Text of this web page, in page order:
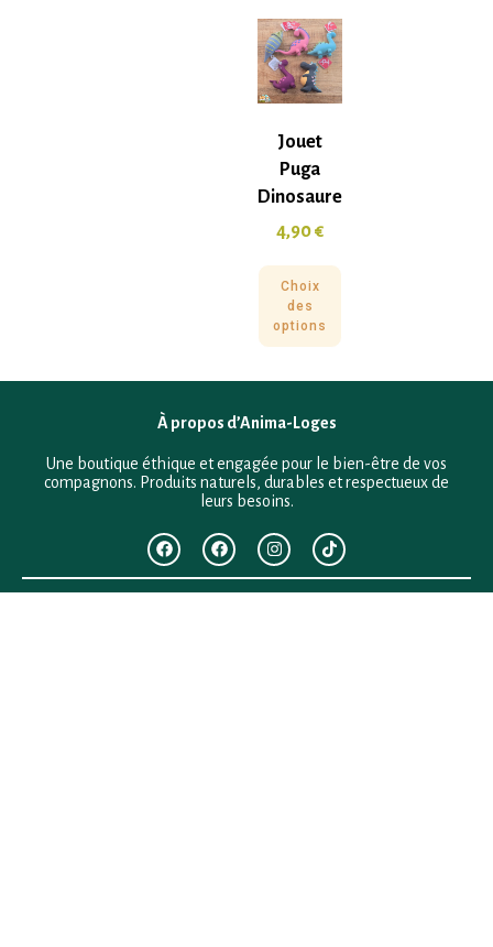
Jouet
Puga
Dinosaure
4,90€
Choix
des
options
À propos d’Anima-Loges
Une boutique éthique et engagée pour le bien-être de vos
compagnons. Produits naturels, durables et respectueux de
leurs besoins.